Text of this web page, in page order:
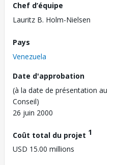
Chef d’équipe
Lauritz B. Holm-Nielsen
Pays
Venezuela
Date d'approbation
(à la date de présentation au
Conseil)
26 juin 2000
Coût total du projet 1
USD 15.00 millions